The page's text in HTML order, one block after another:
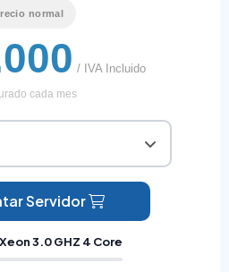
normal
/ IVA Incluido
cada mes
Servidor
Xeon 3.0 GHZ 4 Core